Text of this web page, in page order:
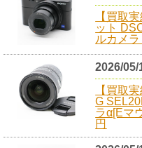
【買取
ット
ルカメ
2026/05/
【買取
G
ラα[Eマ
円